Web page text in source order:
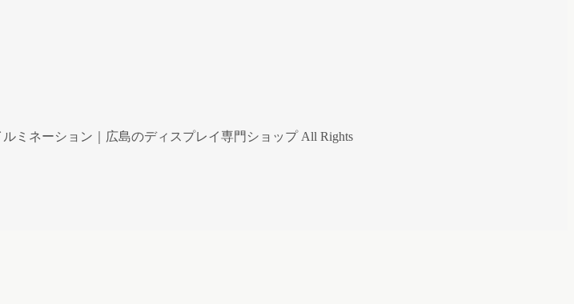
ミネーション｜広島のディスプレイ専門ショップ All Rights